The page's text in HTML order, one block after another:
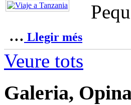
... Llegir més
Veure tots
Galeria,